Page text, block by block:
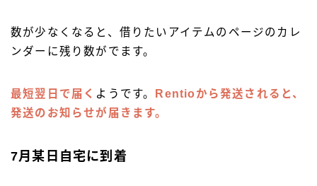
数が少なくなると、借りたいアイテムのページのカレ
ンダーに残り数がでます。
最短翌日で届く ようです。
Rentioから発送されると、
発送のお知らせが届きます。
7月某日自宅に到着